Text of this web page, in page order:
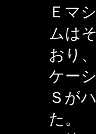
Ｅマ
ムは
おり
ケー
Ｓが
た。